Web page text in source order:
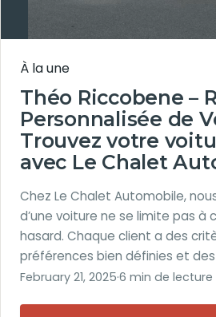
À la une
Théo Riccobene –
Personnalisée de
Trouvez votre
avec Le Chalet
Chez Le Chalet Automobile,
d’une voiture ne se limite pas à
hasard. Chaque client a des
préférences bien définies et
February 21, 2025·6 min de lecture